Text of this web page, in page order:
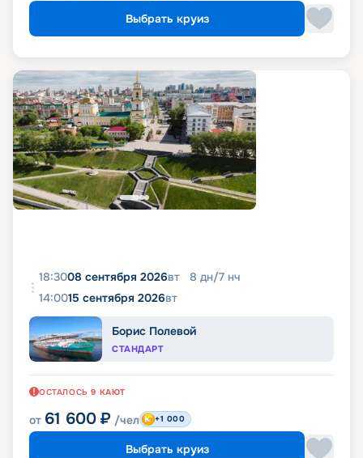
Выбрать круиз
18:3008 сентября 2026вт 8 дн/7 нч
14:0015 сентября 2026вт
Борис Полевой
СТАНДАРТ
ОСТАЛОСЬ 9 КАЮТ
от 61 600 ₽ /чел +1 000
Выбрать круиз